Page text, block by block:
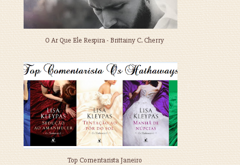
O Ar Que Ele Respira - Brittainy C. Cherry
Top Comentarista Janeiro